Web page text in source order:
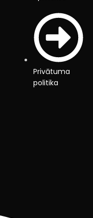
Privātuma
politika